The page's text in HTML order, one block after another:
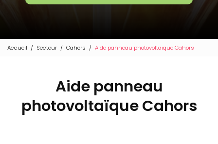
Accueil Secteur Cahors Aide panneau photovoltaïque Cahors
Aide panneau
photovoltaïque Cahors